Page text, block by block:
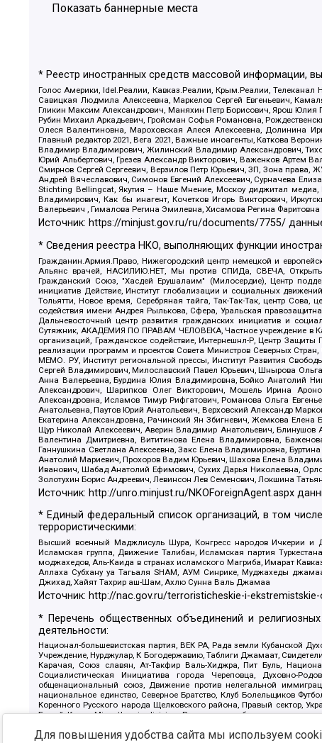
Показать баннерные места
* Реестр иностранных средств массовой информации,
Голос Америки, Idel.Реалии, Кавказ.Реалии, Крым.Реалии, Телеканал
Савицкая Людмила Алексеевна, Маркелов Сергей Евгеньевич,
Гликин Максим Александрович, Маняхин Петр Борисович, Ярош Юлия
Рубин Михаил Аркадьевич, Гройсман Софья Романовна,
Олеся Валентиновна, Мароховская Алеся Алексеевна, Долинина
Главный редактор 2021, Вега 2021, Важные иноагенты, Каткова
Владимир Владимирович, Жилинский Владимир Александрович,
Юрий Альбертович, Грезев Александр Викторович, Важенков Артем
Смирнов Сергей Сергеевич, Верзилов Петр Юрьевич, ЗП, Зона
Андрей Вячеславович, Симонов Евгений Алексеевич, Сурначева
Stichting Bellingcat, Якутия – Наше Мнение, Москоу диджитал медиа,
Владимирович, Как бы инагент, Кочетков Игорь Викторович,
Валерьевич , Гималова Регина Эмилевна, Хисамова Регина Фаритовна
Источник:https://minjust.gov.ru/ru/documents/7755/
* Сведения реестра НКО, выполняющих функции
Гражданин.Армия.Право, Нижегородский центр немецкой и
Альянс врачей, НАСИЛИЮ.НЕТ, Мы против СПИДа, СВЕЧА, Открытый
Гражданский Союз, "Хасдей Ерушалаим" (Милосердие), Центр
инициатив Действие, Институт глобализации и социальных
Тольятти, Новое время, Серебряная тайга, Так-Так-Так, центр
содействия имени Андрея Рылькова, Сфера, Уральская
Дальневосточный центр развития гражданских инициатив и
Сутяжник, АКАДЕМИЯ ПО ПРАВАМ ЧЕЛОВЕКА, Частное учреждение в
организаций, Гражданское содействие, Интернешнл-Р, Центр
реализации программ и проектов Совета Министров Северных
МЕМО. РУ, Институт региональной прессы, Институт Развития
Сергей Владимирович, Милославский Павел Юрьевич, Шнырова
Анна Валерьевна, Бурдина Юлия Владимировна, Бойко Анатолий
Александрович, Шарипков Олег Викторович, Мошель Ирина
Александровна, Исламов Тимур Рифгатович, Романова Ольга
Анатольевна, Паутов Юрий Анатольевич, Верховский Александр
Екатерина Александровна, Рачинский Ян Збигневич, Жемкова
Щур Николай Алексеевич, Аверин Владимир Анатольевич,
Валентина Дмитриевна, Вититинова Елена Владимировна,
Ганнушкина Светлана Алексеевна, Закс Елена Владимировна,
Анатолий Мариевич, Прохоров Вадим Юрьевич, Шахова Елена
Иванович, Шабад Анатолий Ефимович, Сухих Дарья Николаевна,
Золотухин Борис Андреевич, Левинсон Лев Семенович, Локшина
Источник: http://unro.minjust.ru/NKOForeignAgent.aspx
* Единый федеральный список организаций, в том
террористическими:
Высший военный Маджлисуль Шура, Конгресс народов Ичкерии и
Исламская группа, Движение Талибан, Исламская партия
моджахедов, Аль-Каида в странах исламского Магриба, Имарат
Аллаха Субхану уа Тагьаля SHAM, АУМ Синрике, Муджахеды
Джихад, Хайят Тахрир аш-Шам, Ахлю Сунна Валь Джамаа
Источник: http://nac.gov.ru/terroristicheskie-i-
* Перечень общественных объединений и
деятельности:
Национал-большевистская партия, ВЕК РА, Рада земли Кубанской
Учреждение, Нурджулар, К Богодержавию, Таблиги Джамаат,
Карачая, Союз славян, Ат-Такфир Валь-Хиджра, Пит Буль,
Социалистическая Инициатива города Череповца, Духовно-
общенациональный союз, Движение против нелегальной
национальное единство, Северное Братство, Клуб Болельщиков
Коренного Русского народа Щелковского района, Правый сектор,
Белый Крест, Misanthropic division, Религиозное объединение
Артподготовка, Штольц, В честь иконы Божией Матери Державная,
Для повышения удобства сайта мы используем